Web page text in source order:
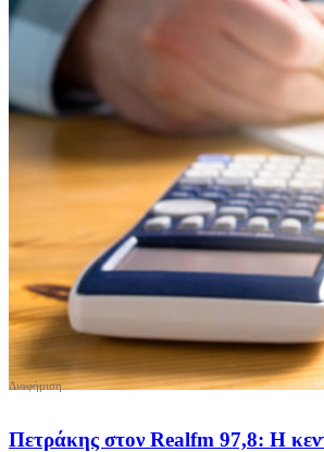
Πετράκης στον Realfm 97,8: Η